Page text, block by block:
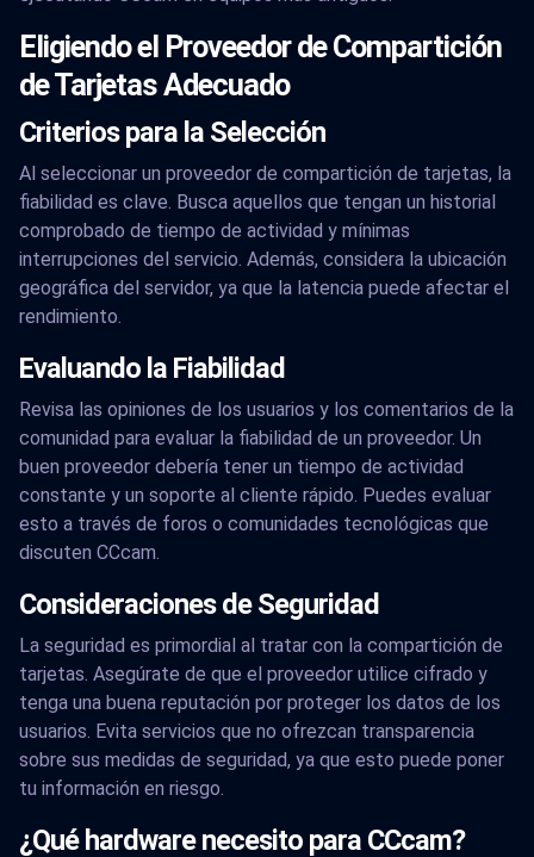
Eligiendo el Proveedor de Compartición
de Tarjetas Adecuado
Criterios para la Selección
Al seleccionar un proveedor de compartición de tarjetas, la
fiabilidad es clave. Busca aquellos que tengan un historial
comprobado de tiempo de actividad y mínimas
interrupciones del servicio. Además, considera la ubicación
geográfica del servidor, ya que la latencia puede afectar el
rendimiento.
Evaluando la Fiabilidad
Revisa las opiniones de los usuarios y los comentarios de la
comunidad para evaluar la fiabilidad de un proveedor. Un
buen proveedor debería tener un tiempo de actividad
constante y un soporte al cliente rápido. Puedes evaluar
esto a través de foros o comunidades tecnológicas que
discuten CCcam.
Consideraciones de Seguridad
La seguridad es primordial al tratar con la compartición de
tarjetas. Asegúrate de que el proveedor utilice cifrado y
tenga una buena reputación por proteger los datos de los
usuarios. Evita servicios que no ofrezcan transparencia
sobre sus medidas de seguridad, ya que esto puede poner
tu información en riesgo.
¿Qué hardware necesito para CCcam?